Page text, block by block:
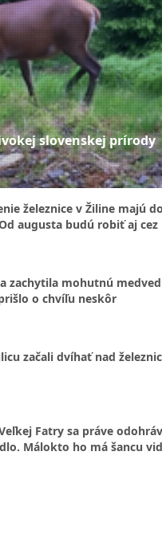
slovenskej prírody
železnice v Žiline majú
augusta budú robiť aj cez
zachytila mohutnú
o chvíľu neskôr
začali dvíhať nad
Fatry sa práve
Málokto ho má šancu